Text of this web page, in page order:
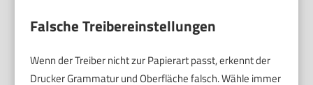
Falsche Treibereinstellungen
Wenn der Treiber nicht zur Papierart passt, erkennt der
Drucker Grammatur und Oberfläche falsch. Wähle immer